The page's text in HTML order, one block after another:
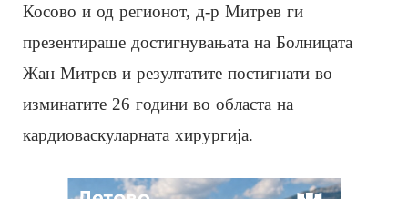
Косово и од регионот, д-р Митрев ги
презентираше достигнувањата на Болницата
Жан Митрев и резултатите постигнати во
изминатите 26 години во областа на
кардиоваскуларната хирургија.